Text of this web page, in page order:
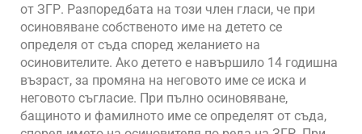
от ЗГР. Разпоредбата на този член гласи, че при
осиновяване собственото име на детето се
определя от съда според желанието на
осиновителите. Ако детето е навършило 14 годишна
възраст, за промяна на неговото име се иска и
неговото съгласие. При пълно осиновяване,
бащиното и фамилното име се определят от съда,